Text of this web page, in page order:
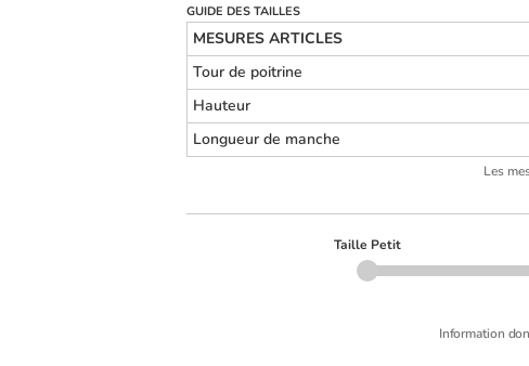
GUIDE DES TAILLES
MESURES ARTICLES
Tour de poitrine
Hauteur
Longueur de manche
Les
Taille Petit
Information